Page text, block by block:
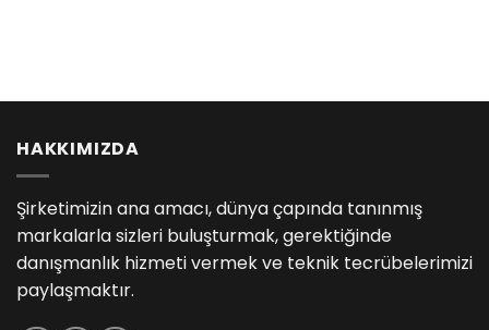
HAKKIMIZDA
Şirketimizin ana amacı, dünya çapında tanınmış
markalarla sizleri buluşturmak, gerektiğinde
danışmanlık hizmeti vermek ve teknik tecrübelerimizi
paylaşmaktır.